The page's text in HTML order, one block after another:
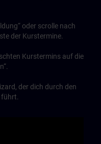
oder scrolle nach
der Kurstermine.
Kurstermins auf die
der dich durch den